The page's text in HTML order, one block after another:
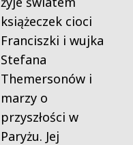
książeczek cioci
Franciszki i wujka
Stefana
Themersonów i
marzy o
przyszłości w
Paryżu. Jej